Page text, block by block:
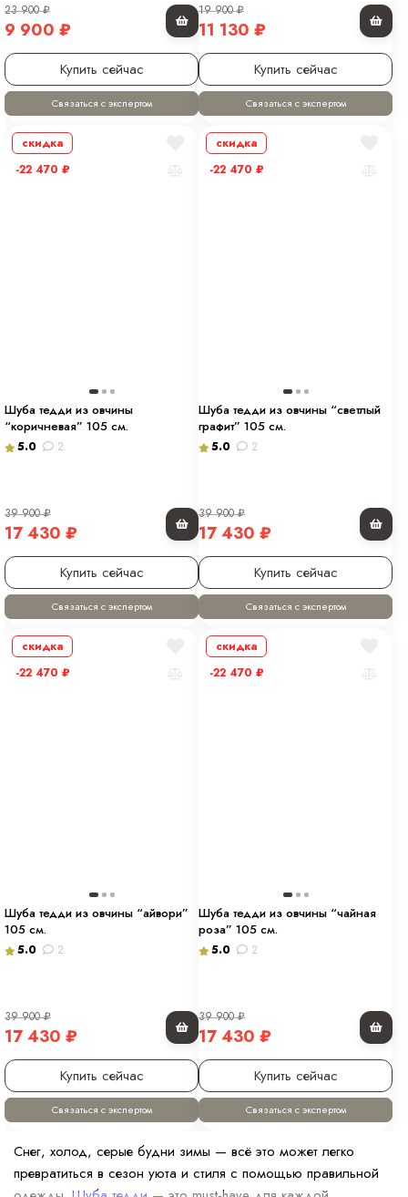
23 900₽
9 900 ₽
Купить сейчас
Связаться с экспертом
19 900₽
11 130 ₽
Купить сейчас
Связаться с экспертом
скидка
-22 470 ₽
Шуба тедди из овчины
“коричневая” 105 см.
5.0 2
39 900₽
17 430 ₽
Купить сейчас
Связаться с экспертом
скидка
-22 470 ₽
Шуба тедди из овчины “светлый
графит” 105 см.
5.0 2
39 900₽
17 430 ₽
Купить сейчас
Связаться с экспертом
скидка
-22 470 ₽
Шуба тедди из овчины “айвори”
105 см.
5.0 2
39 900₽
17 430 ₽
Купить сейчас
Связаться с экспертом
скидка
-22 470 ₽
Шуба тедди из овчины “чайная
роза” 105 см.
5.0 2
39 900₽
17 430 ₽
Купить сейчас
Связаться с экспертом
Снег, холод, серые будни зимы — всё это может легко
превратиться в сезон уюта и стиля с помощью правильной